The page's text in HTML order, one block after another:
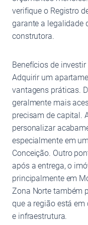
verifique o Registro
garante a legalidade
construtora.
Benefícios de
Adquirir um
vantagens práticas.
geralmente mais
precisam de capital.
personalizar
especialmente em
Conceição. Outro
após a entrega, o
principalmente em
Zona Norte também
que a região está
e infraestrutura.